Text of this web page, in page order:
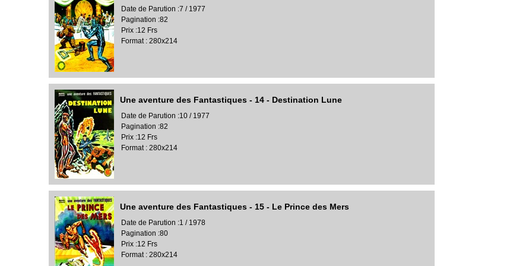
Date de Parution :7 / 1977
Pagination :82
Prix :12 Frs
Format : 280x214
Une aventure des Fantastiques - 14 - Destination Lune
Date de Parution :10 / 1977
Pagination :82
Prix :12 Frs
Format : 280x214
Une aventure des Fantastiques - 15 - Le Prince des Mers
Date de Parution :1 / 1978
Pagination :80
Prix :12 Frs
Format : 280x214